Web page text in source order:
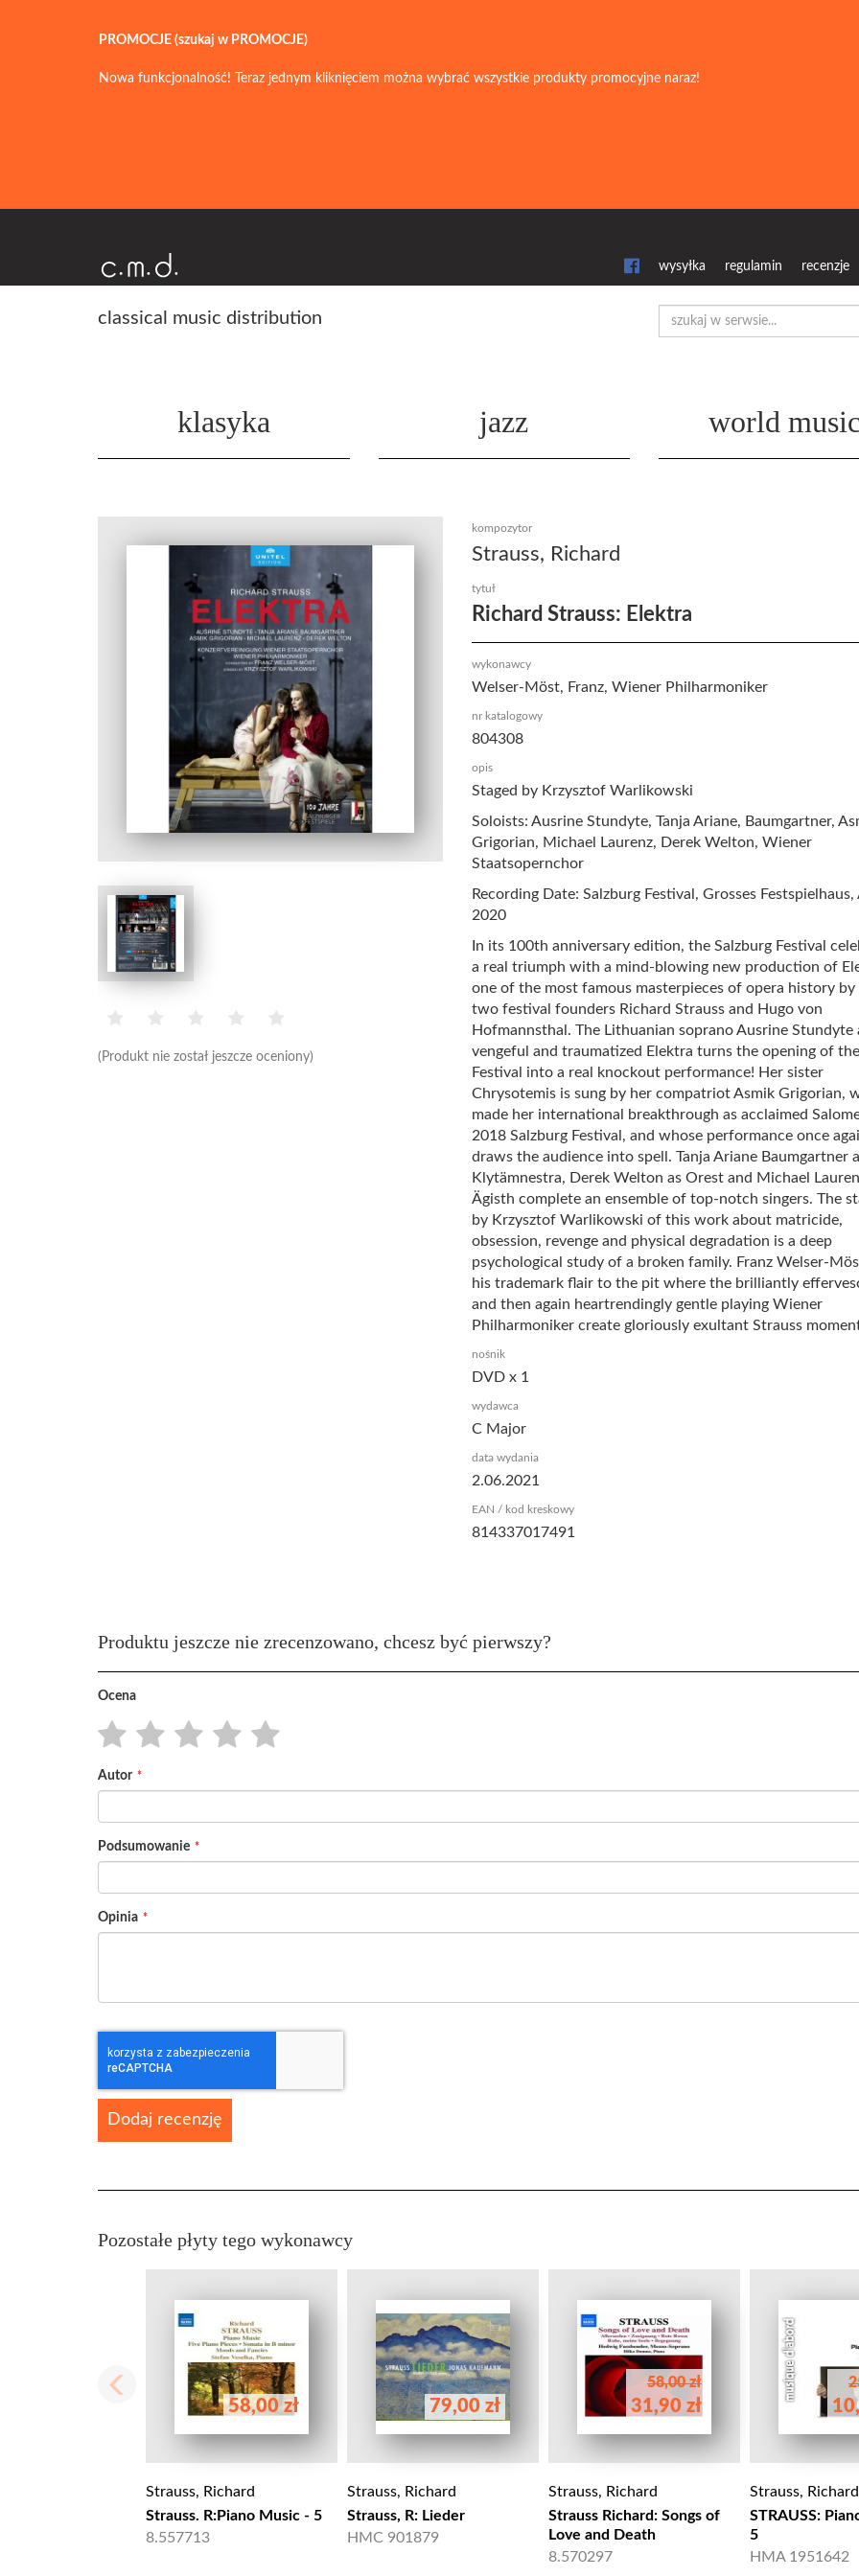
PROMOCJE (szukaj w PROMOCJE)
Nowa funkcjonalność! Teraz jednym kliknięciem można wybrać wszystkie produkty promocyjne naraz!
wysyłka regulamin recenzje
classical music distribution
klasyka jazz world
(Produkt nie został jeszcze oceniony)
kompozytor
Strauss, Richard
tytuł
Richard Strauss: Elektra
wykonawcy
Welser-Möst, Franz, Wiener Philharmoniker
nr katalogowy
804308
opis
Staged by Krzysztof Warlikowski
Soloists: Ausrine Stundyte, Tanja Ariane, Baumgartner,
Grigorian, Michael Laurenz, Derek Welton, Wiener
Staatsopernchor
Recording Date: Salzburg Festival, Grosses Festspielhaus,
2020
In its 100th anniversary edition, the Salzburg Festival
a real triumph with a mind-blowing new production of
one of the most famous masterpieces of opera history by
two festival founders Richard Strauss and Hugo von
Hofmannsthal. The Lithuanian soprano Ausrine Stundyte
vengeful and traumatized Elektra turns the opening of the
Festival into a real knockout performance! Her sister
Chrysotemis is sung by her compatriot Asmik Grigorian,
made her international breakthrough as acclaimed
2018 Salzburg Festival, and whose performance once
draws the audience into spell. Tanja Ariane Baumgartner
Klytämnestra, Derek Welton as Orest and Michael
Ägisth complete an ensemble of top-notch singers. The
by Krzysztof Warlikowski of this work about matricide,
obsession, revenge and physical degradation is a deep
psychological study of a broken family. Franz Welser-
his trademark flair to the pit where the brilliantly
and then again heartrendingly gentle playing Wiener
Philharmoniker create gloriously exultant Strauss
nośnik
DVD x 1
wydawca
C Major
data wydania
2.06.2021
EAN / kod kreskowy
814337017491
Produktu jeszcze nie zrecenzowano, chcesz być pierwszy?
Ocena
star
stars
stars
stars
stars
Autor
Podsumowanie
Opinia
Dodaj recenzję
Pozostałe płyty tego wykonawcy
58,00 zł
Strauss, Richard
Strauss. R:Piano Music - 5
8.557713
79,00 zł
Strauss, Richard
Strauss, R: Lieder
HMC 901879
58,00 zł
31,90 zł
Strauss, Richard
Strauss Richard: Songs of
Love and Death
8.570297
Strauss, Richard
STRAUSS:
5
HMA 1951642